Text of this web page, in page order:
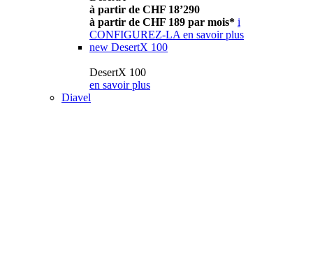
à partir de CHF 18’290
à partir de CHF 189 par mois* i
CONFIGUREZ-LA en savoir plus
new DesertX 100
DesertX 100
en savoir plus
Diavel